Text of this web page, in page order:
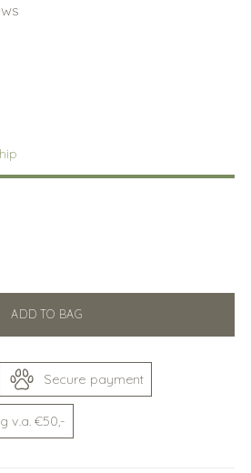
ADD TO BAG
Secure payment
v.a. €50,-